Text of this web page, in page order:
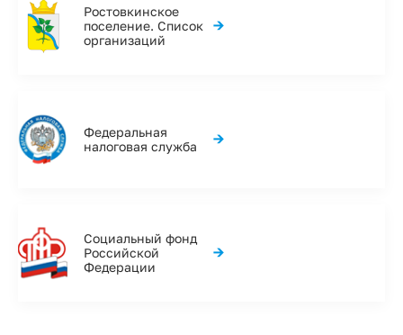
Ростовкинское
поселение. Список
организаций
→
Федеральная
налоговая служба
→
Социальный фонд
Российской
Федерации
→